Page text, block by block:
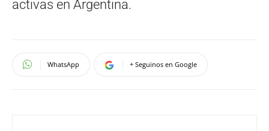
activas en Argentina.
WhatsApp + Seguinos en Google